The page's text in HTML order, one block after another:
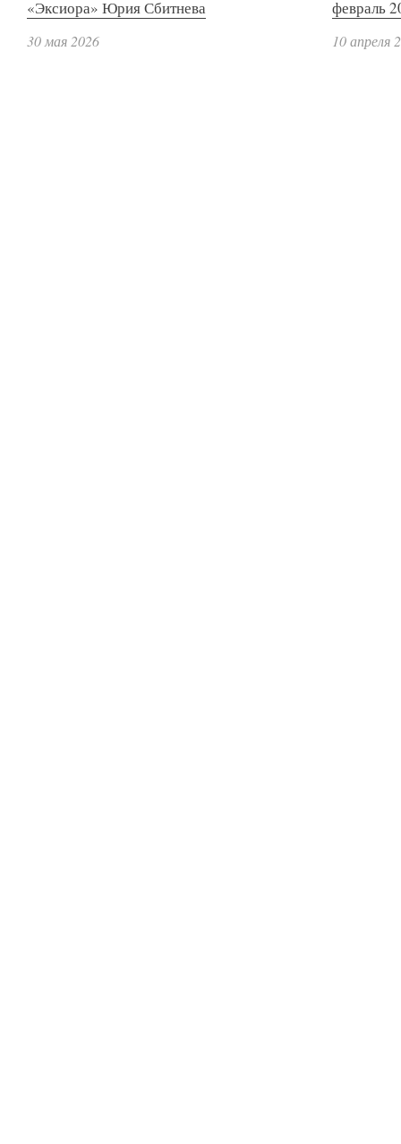
«Эксиора» Юрия Сбитнева
30 мая 2026
февраль
10 апреля